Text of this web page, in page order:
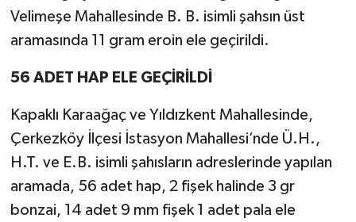
Velimeşe Mahallesinde B. B. isimli şahsın üst
aramasında 11 gram eroin ele geçirildi.
56 ADET HAP ELE GEÇİRİLDİ
Kapaklı Karaağaç ve Yıldızkent Mahallesinde,
Çerkezköy İlçesi İstasyon Mahallesi’nde Ü.H.,
H.T. ve E.B. isimli şahısların adreslerinde yapılan
aramada, 56 adet hap, 2 fişek halinde 3 gr
bonzai, 14 adet 9 mm fişek 1 adet pala ele